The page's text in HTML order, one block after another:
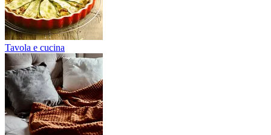
Tavola e cucina